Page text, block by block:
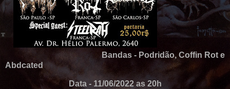
Bandas - Podridão, Coffin Rot e
Abdcated
Data - 11/06/2022 as 20h